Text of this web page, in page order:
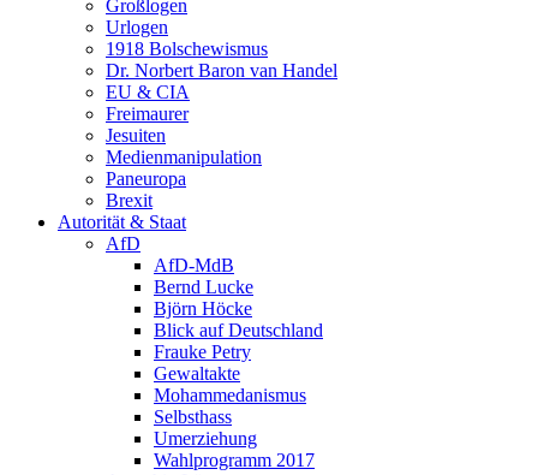
Großlogen
Urlogen
1918 Bolschewismus
Dr. Norbert Baron van Handel
EU & CIA
Freimaurer
Jesuiten
Medienmanipulation
Paneuropa
Brexit
Autorität & Staat
AfD
AfD-MdB
Bernd Lucke
Björn Höcke
Blick auf Deutschland
Frauke Petry
Gewaltakte
Mohammedanismus
Selbsthass
Umerziehung
Wahlprogramm 2017